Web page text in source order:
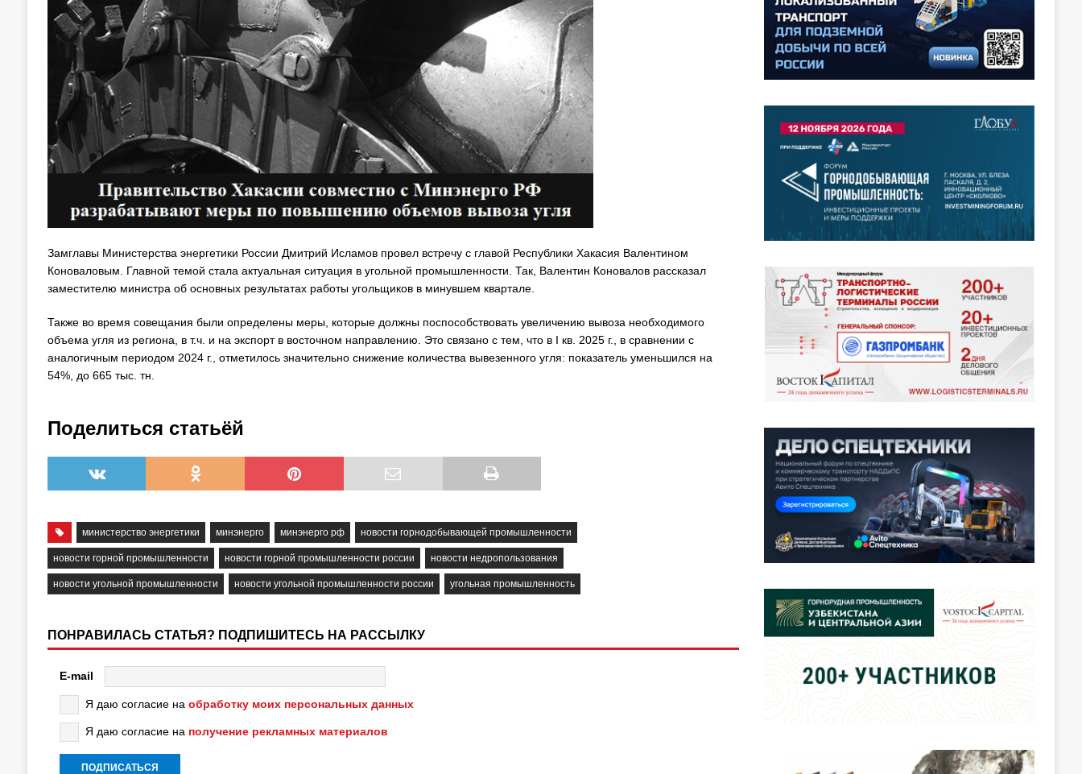
Замглавы Министерства энергетики России Дмитрий Исламов провел встречу с главой Республики Хакасия Валентином
Коноваловым. Главной темой стала актуальная ситуация в угольной промышленности. Так, Валентин Коновалов рассказал
заместителю министра об основных результатах работы угольщиков в минувшем квартале.
Также во время совещания были определены меры, которые должны поспособствовать увеличению вывоза необходимого
объема угля из региона, в т.ч. и на экспорт в восточном направлению. Это связано с тем, что в I кв. 2025 г., в сравнении с
аналогичным периодом 2024 г., отметилось значительно снижение количества вывезенного угля: показатель уменьшился на
54%, до 665 тыс. тн.
Поделиться статьёй
министерство энергетики минэнерго минэнерго рф новости горнодобывающей промышленности
новости горной промышленности новости горной промышленности россии новости недропользования
новости угольной промышленности новости угольной промышленности россии угольная промышленность
ПОНРАВИЛАСЬ СТАТЬЯ? ПОДПИШИТЕСЬ НА РАССЫЛКУ
E-mail
Я даю согласие на обработку моих персональных данных
Я даю согласие на получение рекламных материалов